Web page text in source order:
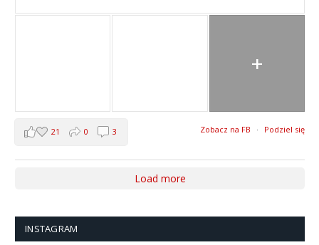
+
Zobacz na FB · Podziel się
21 0 3
Load more
INSTAGRAM